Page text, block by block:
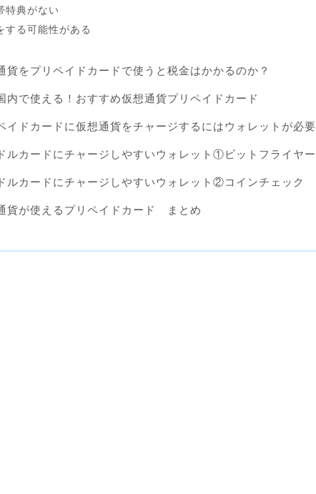
特典がない
する可能性がある
貨をプリペイドカードで使うと税金はかかるのか？
内で使える！おすすめ仮想通貨プリペイドカード
イドカードに仮想通貨をチャージするにはウォレットが必要
ルカードにチャージしやすいウォレット①ビットフライヤー
ルカードにチャージしやすいウォレット②コインチェック
貨が使えるプリペイドカード まとめ